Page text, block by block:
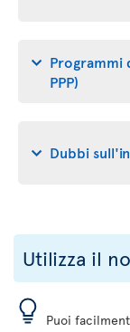
Programmi
PPP)
Dubbi
Utilizza il
Puoi